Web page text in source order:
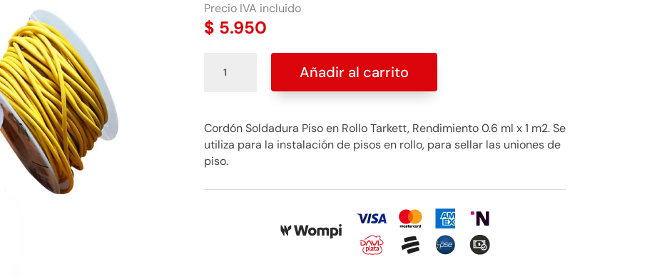
Precio IVA incluido
$ 5.950
soldadura
rollo
Tarkett
$
cantidad
Añadir al carrito
Cordón Soldadura Piso en Rollo Tarkett, Rendimiento 0.6 ml x 1 m2. Se
utiliza para la instalación de pisos en rollo, para sellar las uniones de
piso.